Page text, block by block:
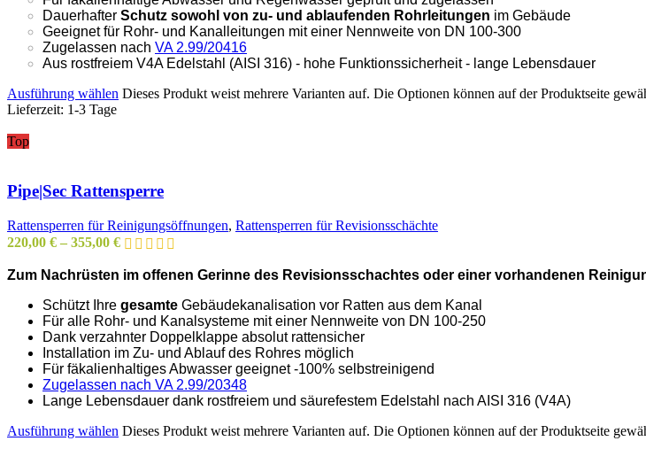
Dauerhafter Schutz sowohl von zu- und ablaufenden Rohrleitungen im Gebäude
Geeignet für Rohr- und Kanalleitungen mit einer Nennweite von DN 100-300
Zugelassen nach VA 2.99/20416
Aus rostfreiem V4A Edelstahl (AISI 316) - hohe Funktionssicherheit - lange Lebensdauer
Ausführung wählen Dieses Produkt weist mehrere Varianten auf. Die Optionen können auf der Produktseite
Lieferzeit: 1-3 Tage
Top
Pipe|Sec Rattensperre
Rattensperren für Reinigungsöffnungen, Rattensperren für Revisionsschächte
220,00 € – 355,00 €
Zum Nachrüsten im offenen Gerinne des Revisionsschachtes oder einer vorhandenen
Schützt Ihre gesamte Gebäudekanalisation vor Ratten aus dem Kanal
Für alle Rohr- und Kanalsysteme mit einer Nennweite von DN 100-250
Dank verzahnter Doppelklappe absolut rattensicher
Installation im Zu- und Ablauf des Rohres möglich
Für fäkalienhaltiges Abwasser geeignet -100% selbstreinigend
Zugelassen nach VA 2.99/20348
Lange Lebensdauer dank rostfreiem und säurefestem Edelstahl nach AISI 316 (V4A)
Ausführung wählen Dieses Produkt weist mehrere Varianten auf. Die Optionen können auf der Produktseite